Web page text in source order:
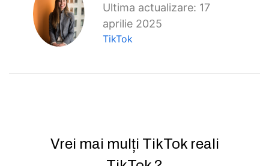
Ultima actualizare: 17
aprilie 2025
TikTok
Vrei mai mulți TikTok reali